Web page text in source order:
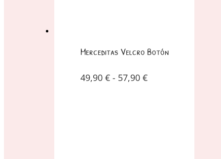
Merceditas Velcro Botón
49,90 € - 57,90 €